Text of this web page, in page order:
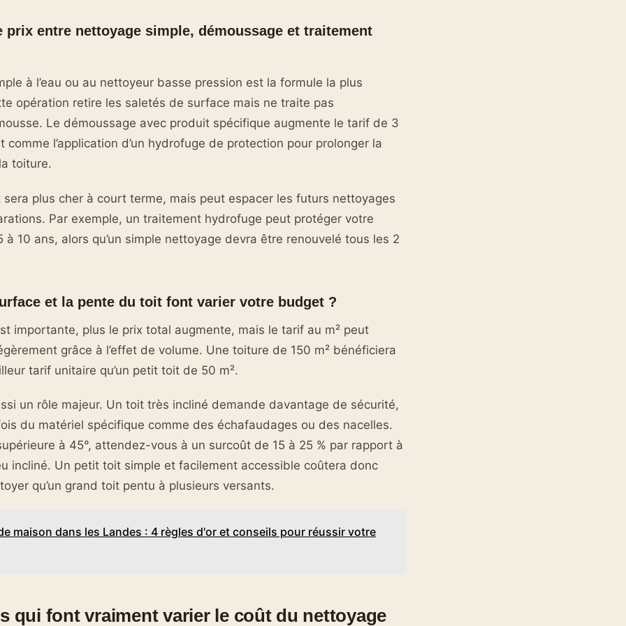
prix entre nettoyage simple, démoussage et traitement
à l’eau ou au nettoyeur basse pression est la formule la plus
opération retire les saletés de surface mais ne traite pas
Le démoussage avec produit spécifique augmente le tarif de 3
comme l’application d’un hydrofuge de protection pour prolonger la
toiture.
sera plus cher à court terme, mais peut espacer les futurs nettoyages
Par exemple, un traitement hydrofuge peut protéger votre
10 ans, alors qu’un simple nettoyage devra être renouvelé tous les 2
et la pente du toit font varier votre budget ?
importante, plus le prix total augmente, mais le tarif au m² peut
grâce à l’effet de volume. Une toiture de 150 m² bénéficiera
tarif unitaire qu’un petit toit de 50 m².
un rôle majeur. Un toit très incliné demande davantage de sécurité,
du matériel spécifique comme des échafaudages ou des nacelles.
à 45°, attendez-vous à un surcoût de 15 à 25 % par rapport à
incliné. Un petit toit simple et facilement accessible coûtera donc
qu’un grand toit pentu à plusieurs versants.
maison dans les Landes : 4 règles d'or et conseils pour réussir votre
qui font vraiment varier le coût du nettoyage